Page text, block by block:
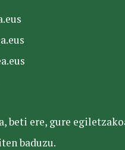
beti ere, gure
baduzu.